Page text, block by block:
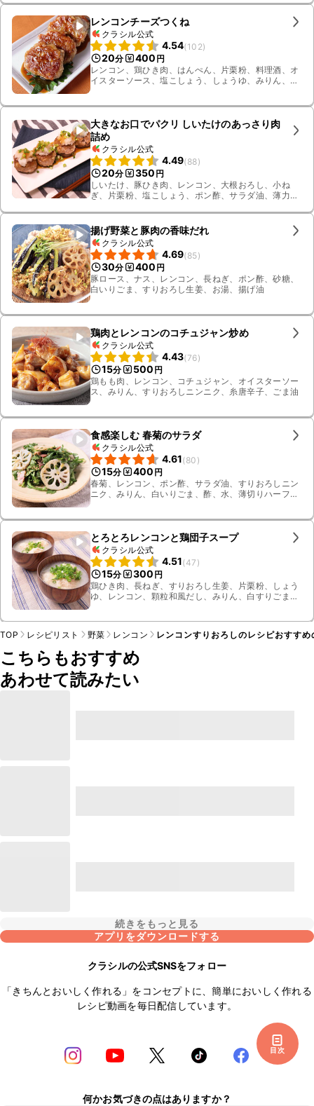
レンコンチーズつくね
クラシル公式
4.54(102)
20分 400 円
レンコン、鶏ひき肉、はんぺん、片栗粉、料理酒、オ
イスターソース、塩こしょう、しょうゆ、みりん、は
大きなお口でパクリ しいたけのあっさり肉
詰め
クラシル公式
4.49(88)
20分 350 円
しいたけ、豚ひき肉、レンコン、大根おろし、小ね
ぎ、片栗粉、塩こしょう、ポン酢、サラダ油、薄力
揚げ野菜と豚肉の香味だれ
クラシル公式
4.69(85)
30分 400 円
豚ロース、ナス、レンコン、長ねぎ、ポン酢、砂糖、
白いりごま、すりおろし生姜、お湯、揚げ油
鶏肉とレンコンのコチュジャン炒め
クラシル公式
4.43(76)
15分 500 円
鶏もも肉、レンコン、コチュジャン、オイスターソー
ス、みりん、すりおろしニンニク、糸唐辛子、ごま油
食感楽しむ 春菊のサラダ
クラシル公式
4.61(80 )
15分 400 円
春菊、レンコン、ポン酢、サラダ油、すりおろしニン
ニク、みりん、白いりごま、酢、水、薄切りハーフ
とろとろレンコンと鶏団子スープ
クラシル公式
4.51(47 )
15分 300 円
鶏ひき肉、長ねぎ、すりおろし生姜、片栗粉、しょう
ゆ、レンコン、顆粒和風だし、みりん、白すりごま、
目次
TOP レシピリスト 野菜 レンコン レンコンすりおろしのレシピおすす
こちらもおすすめ
あわせて読みたい
続きをもっと見る
アプリをダウンロードする
クラシルの公式SNSをフォロー
「きちんとおいしく作れる」をコンセプトに、簡単においしく作れる
レシピ動画を毎日配信しています。
何かお気づきの点はありますか？